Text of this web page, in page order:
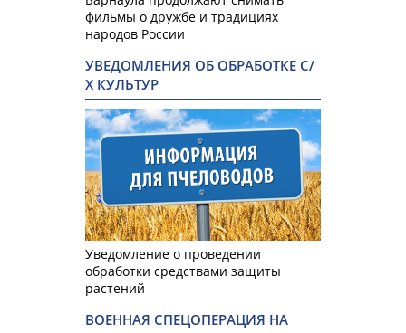
фильмы о дружбе и традициях
народов России
УВЕДОМЛЕНИЯ ОБ ОБРАБОТКЕ С/
Х КУЛЬТУР
Уведомление о проведении
обработки средствами защиты
растений
ВОЕННАЯ СПЕЦОПЕРАЦИЯ НА